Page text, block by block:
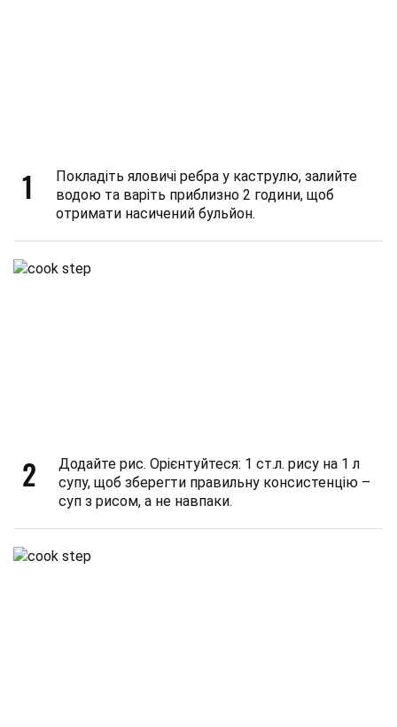
1
Покладіть яловичі ребра у каструлю, залийте
водою та варіть приблизно 2 години, щоб
отримати насичений бульйон.
2
Додайте рис. Орієнтуйтеся: 1 ст.л. рису на 1 л
супу, щоб зберегти правильну консистенцію –
суп з рисом, а не навпаки.